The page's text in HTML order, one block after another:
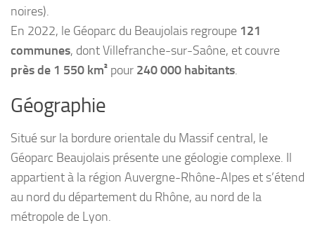
noires).
En 2022, le Géoparc du Beaujolais regroupe 121
communes, dont Villefranche-sur-Saône, et couvre
près de 1 550 km² pour 240 000 habitants.
Géographie
Situé sur la bordure orientale du Massif central, le
Géoparc Beaujolais présente une géologie complexe. Il
appartient à la région Auvergne-Rhône-Alpes et s’étend
au nord du département du Rhône, au nord de la
métropole de Lyon.